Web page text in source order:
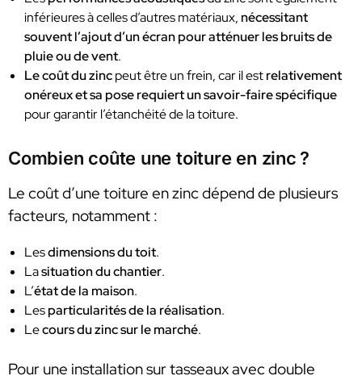
inférieures à celles d’autres matériaux, nécessitant
souvent l’ajout d’un écran pour atténuer les bruits de
pluie ou de vent.
Le coût du zincpeut être un frein, car il estrelativement
onéreux et sa pose requiert un savoir-faire spécifique
pour garantir l’étanchéité de la toiture.
Combien coûte une toiture en zinc ?
Le coût d’une toiture en zinc dépend de plusieurs
facteurs, notamment :
Lesdimensions du toit.
Lasituation du chantier.
L’état de la maison.
Lesparticularités de la réalisation.
Lecours du zinc sur le marché.
Pour une installation sur tasseaux avec double